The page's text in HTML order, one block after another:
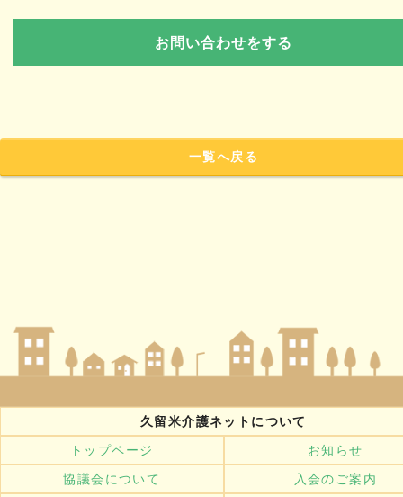
一覧へ戻る
久留米介護ネットについて
トップページ
お知らせ
協議会について
入会のご案内